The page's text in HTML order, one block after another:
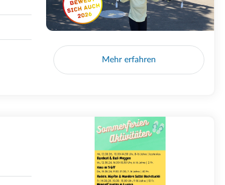
Mehr erfahren